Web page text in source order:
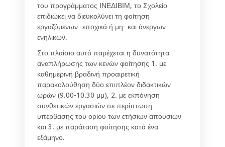
του προγράμματος ΙΝΕΔΙΒΙΜ, το Σχολείο
επιδιώκει να διευκολύνει τη φοίτηση
εργαζόμενων -εποχικά ή μη- και άνεργων
ενηλίκων.
Στο πλαίσιο αυτό παρέχεται η δυνατότητα
αναπλήρωσης των κενών φοίτησης 1. με
καθημερινή βραδινή προαιρετική
παρακολούθηση δύο επιπλέον διδακτικών
ωρών (9.00-10.30 μμ), 2. με εκπόνηση
συνθετικών εργασιών σε περίπτωση
υπέρβασης του ορίου των ετήσιων απουσιών
και 3. με παράταση φοίτησης κατά ένα
εξάμηνο.